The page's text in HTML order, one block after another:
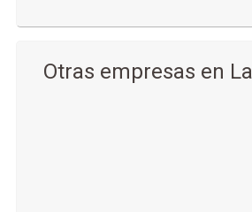
Otras empresas en